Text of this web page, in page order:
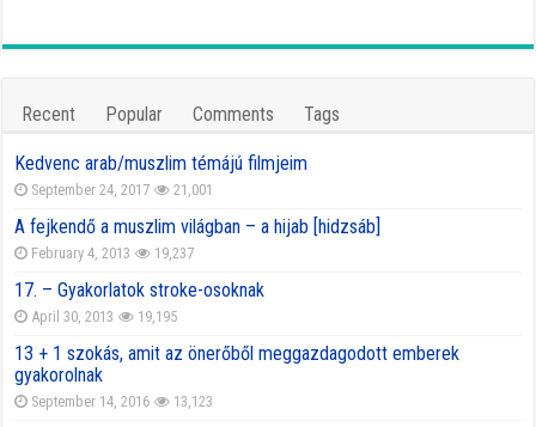
Recent Popular Comments Tags
Kedvenc arab/muszlim témájú filmjeim
September 24, 2017 21,001
A fejkendő a muszlim világban – a hijab [hidzsáb]
February 4, 2013 19,237
17. – Gyakorlatok stroke-osoknak
April 30, 2013 19,195
13 + 1 szokás, amit az önerőből meggazdagodott emberek
gyakorolnak
September 14, 2016 13,123